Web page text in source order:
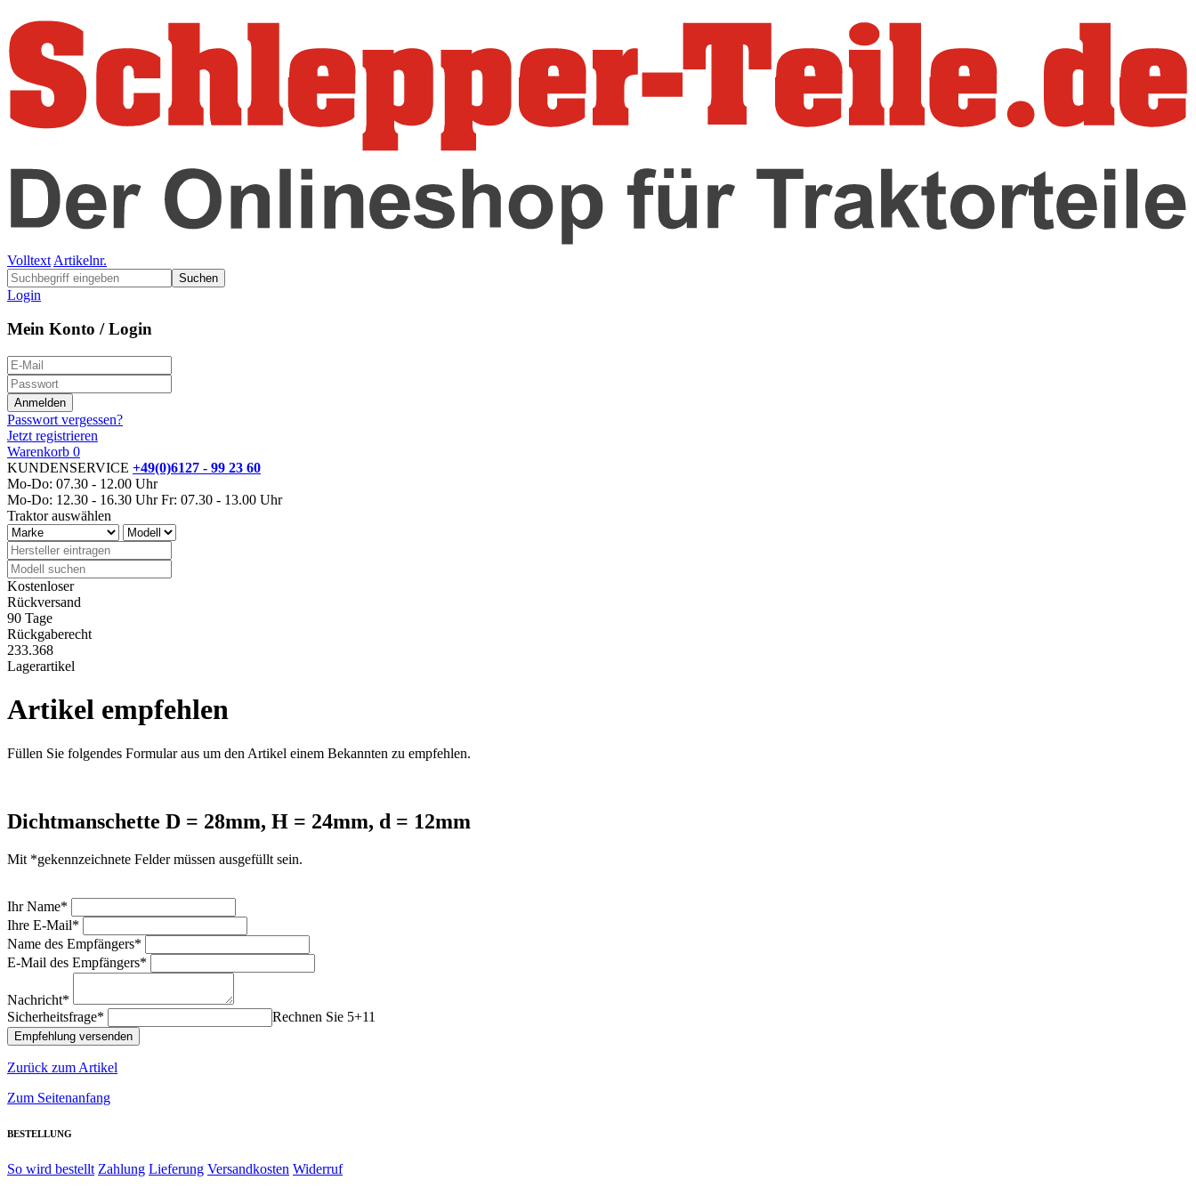
Volltext Artikelnr.
Suchen
Login
Mein Konto / Login
Passwort vergessen?
Jetzt registrieren
Warenkorb 0
KUNDENSERVICE +49(0)6127 - 99 23 60
Mo-Do: 07.30 - 12.00 Uhr
Mo-Do: 12.30 - 16.30 Uhr Fr: 07.30 - 13.00 Uhr
Traktor auswählen
Kostenloser
Rückversand
90 Tage
Rückgaberecht
233.368
Lagerartikel
Artikel empfehlen
Füllen Sie folgendes Formular aus um den Artikel einem Bekannten zu empfehlen.
Dichtmanschette D = 28mm, H = 24mm, d = 12mm
Mit *gekennzeichnete Felder müssen ausgefüllt sein.
Ihr Name*
Ihre E-Mail*
Name des Empfängers*
E-Mail des Empfängers*
Nachricht*
Sicherheitsfrage*
Rechnen Sie 5+11
Zurück zum Artikel
Zum Seitenanfang
BESTELLUNG
So wird bestellt Zahlung Lieferung Versandkosten Widerruf